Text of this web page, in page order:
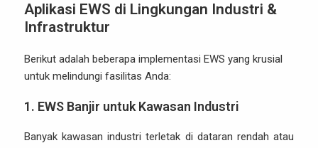
Aplikasi EWS di Lingkungan Industri &
Infrastruktur
Berikut adalah beberapa implementasi EWS yang krusial
untuk melindungi fasilitas Anda:
1. EWS Banjir untuk Kawasan Industri
Banyak kawasan industri terletak di dataran rendah atau